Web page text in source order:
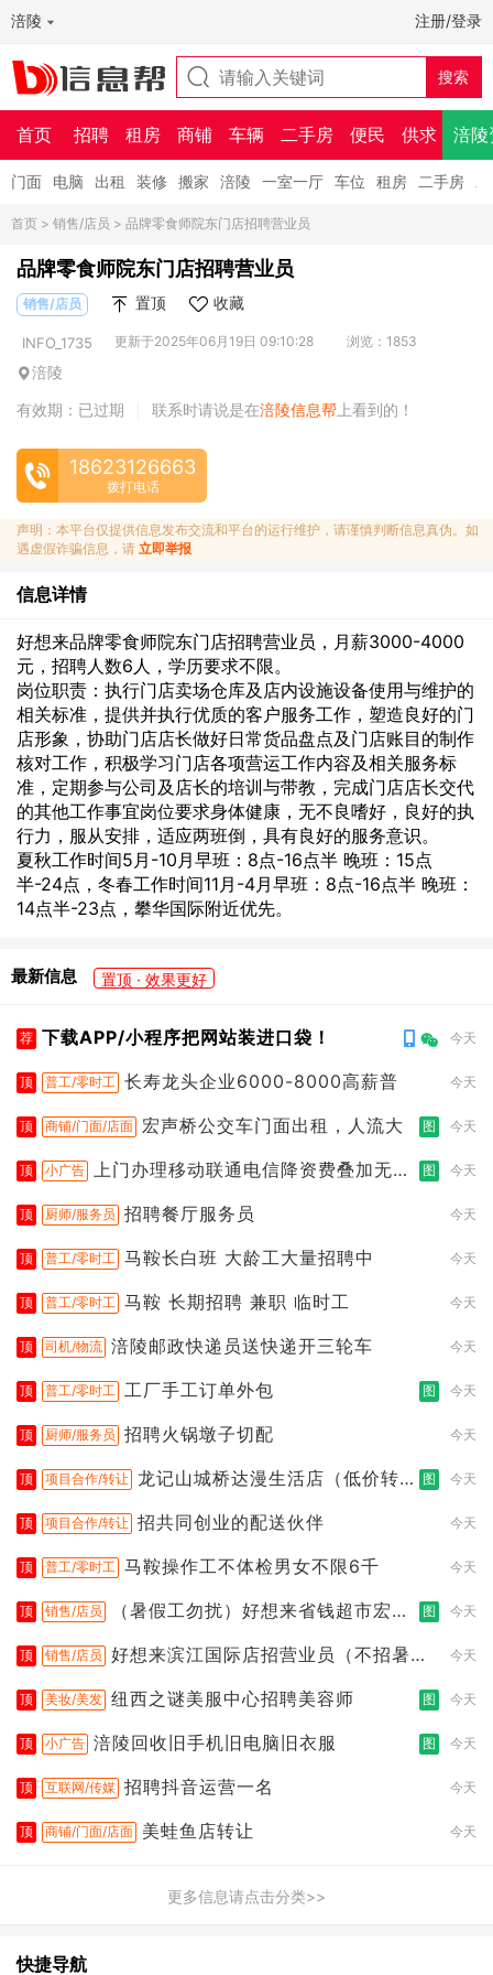
涪陵 注册/登录
首页 招聘 租房 商铺 车辆 二手房 便民 供求 涪陵
门面 电脑 出租 装修 搬家 涪陵 一室一厅 车位 租房 二手房
首页 > 销售/店员 > 品牌零食师院东门店招聘营业员
品牌零食师院东门店招聘营业员
销售/店员 置顶 收藏
INFO_1735 更新于2025年06月19日 09:10:28 浏览：1853
涪陵
有效期：已过期
联系时请说是在涪陵信息帮 上看到的！
18623126663
拨打电话
声明：本平台仅提供信息发布交流和平台的运行维护，请谨慎判断信息真伪。如
遇虚假诈骗信息，请 立即举报
信息详情
好想来品牌零食师院东门店招聘营业员，月薪3000-4000
元，招聘人数6人，学历要求不限。
岗位职责：执行门店卖场仓库及店内设施设备使用与维护的
相关标准，提供并执行优质的客户服务工作，塑造良好的门
店形象，协助门店店长做好日常货品盘点及门店账目的制作
核对工作，积极学习门店各项营运工作内容及相关服务标
准，定期参与公司及店长的培训与带教，完成门店店长交代
的其他工作事宜岗位要求身体健康，无不良嗜好，良好的执
行力，服从安排，适应两班倒，具有良好的服务意识。
夏秋工作时间5月-10月早班：8点-16点半 晚班：15点
半-24点，冬春工作时间11月-4月早班：8点-16点半 晚班：
14点半-23点，攀华国际附近优先。
最新信息 置顶 · 效果更好
荐 下载APP/小程序把网站装进口袋！ 今天
顶 普工/零时工 长寿龙头企业6000-8000高薪普 今天
顶 商铺/门面/店面 宏声桥公交车门面出租，人流大 图 今天
顶 小广告 上门办理移动联通电信降资费叠加无限
图 今天
顶 厨师/服务员 招聘餐厅服务员 今天
顶 普工/零时工 马鞍长白班 大龄工大量招聘中 今天
顶 普工/零时工 马鞍 长期招聘 兼职 临时工 今天
顶 司机/物流 涪陵邮政快递员送快递开三轮车 今天
顶 普工/零时工 工厂手工订单外包 图 今天
顶 厨师/服务员 招聘火锅墩子切配 今天
顶 项目合作/转让 龙记山城桥达漫生活店（低价转
图 今天
顶 项目合作/转让 招共同创业的配送伙伴 今天
顶 普工/零时工 马鞍操作工不体检男女不限6千 今天
顶 销售/店员
（暑假工勿扰）好想来省钱超市宏声
图 今天
顶 销售/店员 好想来滨江国际店招营业员（不招暑假
今天
顶 美妆/美发 纽西之谜美服中心招聘美容师 图 今天
顶 小广告 涪陵回收旧手机旧电脑旧衣服 图 今天
顶 互联网/传媒 招聘抖音运营一名 今天
顶 商铺/门面/店面 美蛙鱼店转让 今天
更多信息请点击分类>>
快捷导航